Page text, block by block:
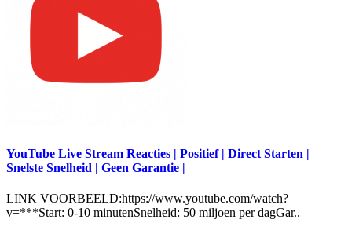
YouTube Live Stream Reacties | Positief | Direct Starten |
Snelste Snelheid | Geen Garantie |
LINK VOORBEELD:https://www.youtube.com/watch?
v=***Start: 0-10 minutenSnelheid: 50 miljoen per dagGar..